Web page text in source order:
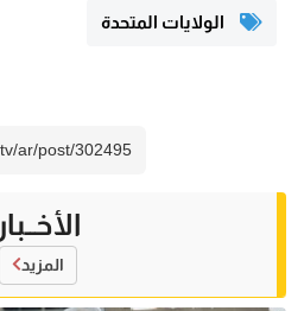
الولايات المتحدة
الأخــبار
المزيد